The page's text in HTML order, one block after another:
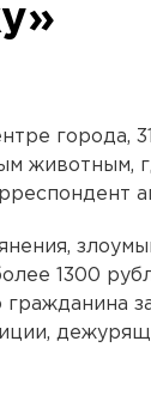
города,
животным,
1300